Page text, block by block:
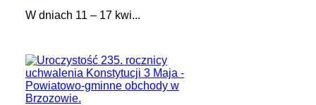
W dniach 11 – 17 kwi...